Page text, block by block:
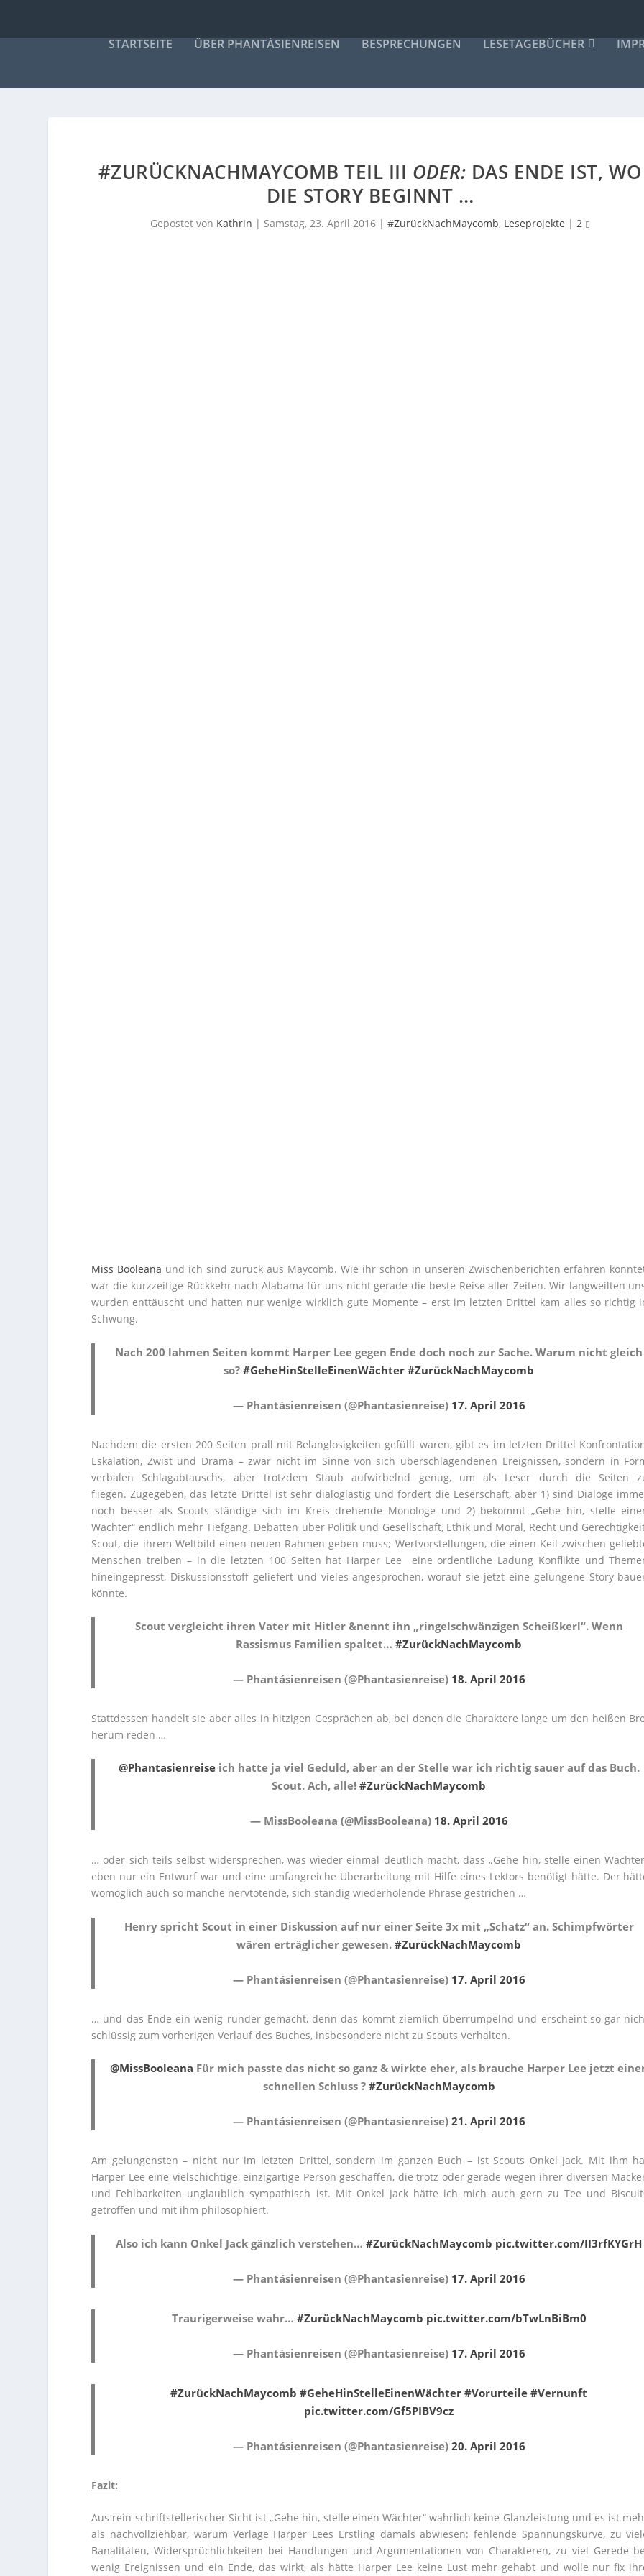
STARTSEITE ÜBER PHANTÁSIENREISEN BESPRECHUNGEN LESETAGEBÜCHER
#ZURÜCKNACHMAYCOMB TEIL III ODER: DAS ENDE IST, WO
DIE STORY BEGINNT …
Gepostet von Kathrin | Samstag, 23. April 2016| #ZurückNachMaycomb, Leseprojekte | 2
Miss Booleana und ich sind zurück aus Maycomb. Wie ihr schon in unseren Zwischenberichten erfahren
war die kurzzeitige Rückkehr nach Alabama für uns nicht gerade die beste Reise aller Zeiten. Wir langweilten
wurden enttäuscht und hatten nur wenige wirklich gute Momente – erst im letzten Drittel kam alles so richtig
Schwung.
Nach 200 lahmen Seiten kommt Harper Lee gegen Ende doch noch zur Sache. Warum nicht gleich
so?#GeheHinStelleEinenWächter #ZurückNachMaycomb
— Phantásienreisen (@Phantasienreise) 17. April 2016
Nachdem die ersten 200 Seiten prall mit Belanglosigkeiten gefüllt waren, gibt es im letzten Drittel
Eskalation, Zwist und Drama – zwar nicht im Sinne von sich überschlagendenen Ereignissen, sondern in
verbalen Schlagabtauschs, aber trotzdem Staub aufwirbelnd genug, um als Leser durch die Seiten
fliegen. Zugegeben, das letzte Drittel ist sehr dialoglastig und fordert die Leserschaft, aber 1) sind Dialoge
noch besser als Scouts ständige sich im Kreis drehende Monologe und 2) bekommt „Gehe hin, stelle
Wächter“ endlich mehr Tiefgang. Debatten über Politik und Gesellschaft, Ethik und Moral, Recht und
Scout, die ihrem Weltbild einen neuen Rahmen geben muss; Wertvorstellungen, die einen Keil zwischen
Menschen treiben – in die letzten 100 Seiten hat Harper Lee eine ordentliche Ladung Konflikte und
hineingepresst, Diskussionsstoff geliefert und vieles angesprochen, worauf sie jetzt eine gelungene Story
könnte.
Scout vergleicht ihren Vater mit Hitler &nennt ihn „ringelschwänzigen Scheißkerl“. Wenn
Rassismus Familien spaltet…#ZurückNachMaycomb
— Phantásienreisen (@Phantasienreise) 18. April 2016
Stattdessen handelt sie aber alles in hitzigen Gesprächen ab, bei denen die Charaktere lange um den heißen
herum reden …
@Phantasienreiseich hatte ja viel Geduld, aber an der Stelle war ich richtig sauer auf das Buch.
Scout. Ach, alle!#ZurückNachMaycomb
— MissBooleana (@MissBooleana) 18. April 2016
… oder sich teils selbst widersprechen, was wieder einmal deutlich macht, dass „Gehe hin, stelle einen
eben nur ein Entwurf war und eine umfangreiche Überarbeitung mit Hilfe eines Lektors benötigt hätte. Der
womöglich auch so manche nervtötende, sich ständig wiederholende Phrase gestrichen …
Henry spricht Scout in einer Diskussion auf nur einer Seite 3x mit „Schatz“ an. Schimpfwörter
wären erträglicher gewesen.#ZurückNachMaycomb
— Phantásienreisen (@Phantasienreise) 17. April 2016
… und das Ende ein wenig runder gemacht, denn das kommt ziemlich überrumpelnd und erscheint so gar
schlüssig zum vorherigen Verlauf des Buches, insbesondere nicht zu Scouts Verhalten.
@MissBooleana Für mich passte das nicht so ganz & wirkte eher, als brauche Harper Lee jetzt
schnellen Schluss ? #ZurückNachMaycomb
— Phantásienreisen (@Phantasienreise) 21. April 2016
Am gelungensten – nicht nur im letzten Drittel, sondern im ganzen Buch – ist Scouts Onkel Jack. Mit ihm
Harper Lee eine vielschichtige, einzigartige Person geschaffen, die trotz oder gerade wegen ihrer diversen
und Fehlbarkeiten unglaublich sympathisch ist. Mit Onkel Jack hätte ich mich auch gern zu Tee und
getroffen und mit ihm philosophiert.
Also ich kann Onkel Jack gänzlich verstehen…#ZurückNachMaycomb pic.twitter.com/II3rfKYGrH
— Phantásienreisen (@Phantasienreise) 17. April 2016
Traurigerweise wahr… #ZurückNachMaycomb pic.twitter.com/bTwLnBiBm0
— Phantásienreisen (@Phantasienreise) 17. April 2016
#ZurückNachMaycomb #GeheHinStelleEinenWächter #Vorurteile #Vernunft
pic.twitter.com/Gf5PIBV9cz
— Phantásienreisen (@Phantasienreise) 20. April 2016
Fazit:
Aus rein schriftstellerischer Sicht ist „Gehe hin, stelle einen Wächter“ wahrlich keine Glanzleistung und es ist
als nachvollziehbar, warum Verlage Harper Lees Erstling damals abwiesen: fehlende Spannungskurve, zu
Banalitäten, Widersprüchlichkeiten bei Handlungen und Argumentationen von Charakteren, zu viel Gerede
wenig Ereignissen und ein Ende, das wirkt, als hätte Harper Lee keine Lust mehr gehabt und wolle nur fix